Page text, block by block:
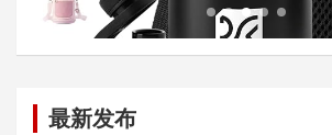
最新发布